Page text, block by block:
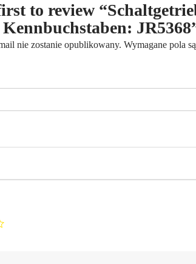
to review
nie zostanie opublikowany. Wymagane pola